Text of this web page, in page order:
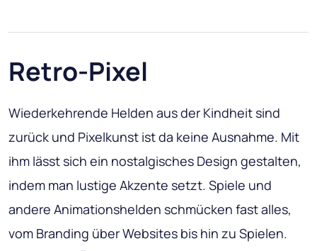
Retro-Pixel
Wiederkehrende Helden aus der Kindheit sind
zurück und Pixelkunst ist da keine Ausnahme. Mit
ihm lässt sich ein nostalgisches Design gestalten,
indem man lustige Akzente setzt. Spiele und
andere Animationshelden schmücken fast alles,
vom Branding über Websites bis hin zu Spielen.